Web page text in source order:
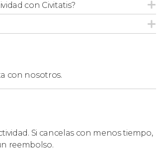
con Civitatis?
con nosotros.
Si cancelas con menos tiempo,
reembolso.